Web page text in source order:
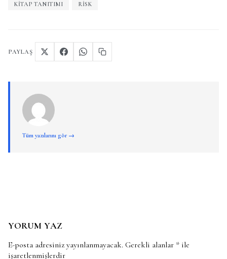
KITAP TANITIMI RISK
PAYLAŞ
Tüm yazılarını gör →
YORUM YAZ
E-posta adresiniz yayınlanmayacak. Gerekli alanlar * ile
işaretlenmişlerdir